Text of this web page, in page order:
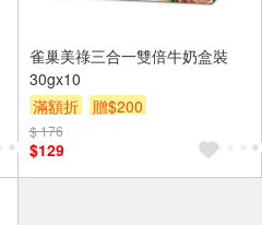
雀巢美祿三合一雙倍牛奶盒裝
30gx10
滿額折
贈$200
$ 176
$129